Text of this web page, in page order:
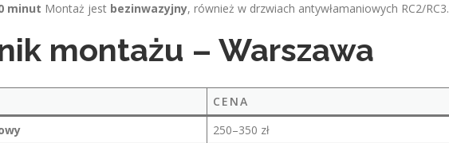
minut Montaż jest bezinwazyjny, również w drzwiach antywłamaniowych RC2/RC3.
montażu – Warszawa
CENA
250–350 zł